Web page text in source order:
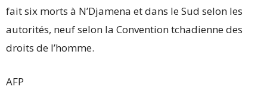
fait six morts à N’Djamena et dans le Sud selon les
autorités, neuf selon la Convention tchadienne des
droits de l’homme.
AFP